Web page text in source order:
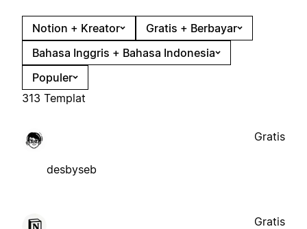
Notion + Kreator
Gratis + Berbayar
Bahasa Inggris + Bahasa Indonesia
Populer
313 Templat
desbyseb
Gratis
Gratis